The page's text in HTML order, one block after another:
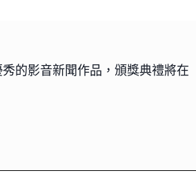
的影音新聞作品，頒獎典禮將在